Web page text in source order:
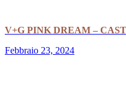
V+G PINK DREAM –
Febbraio 23, 2024